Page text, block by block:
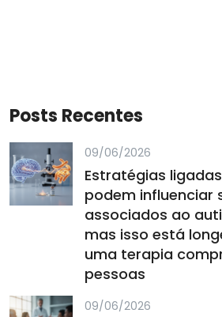
Posts Recentes
09/06/2026
Estratégias
podem influenciar
associados ao
mas isso está
uma terapia
pessoas
09/06/2026